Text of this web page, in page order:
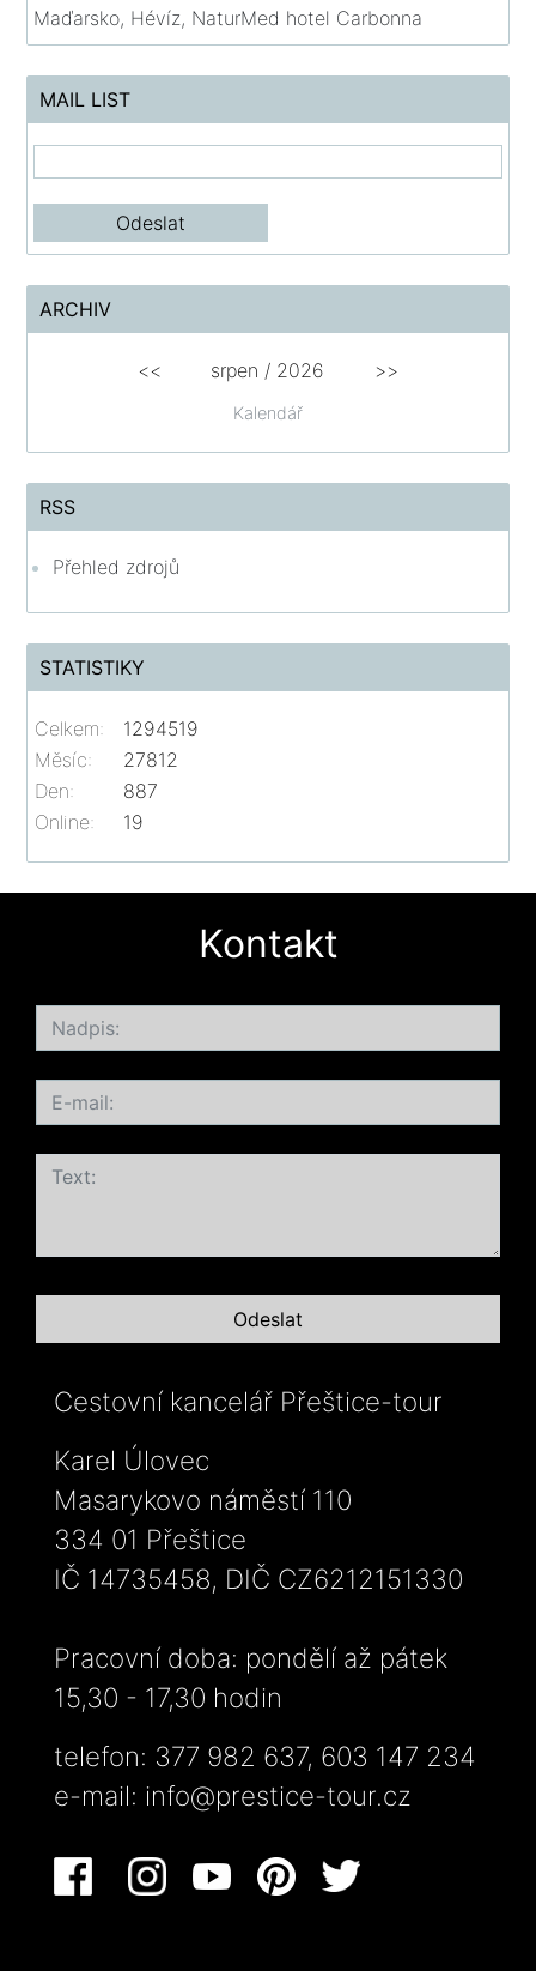
Maďarsko, Hévíz, NaturMed hotel Carbonna
MAIL LIST
ARCHIV
Kalendář
<< srpen / 2026 >>
RSS
Přehled zdrojů
STATISTIKY
Online: 19
Celkem:
1294519
Měsíc:
27812
Den:
887
Kontakt
Cestovní kancelář Přeštice-tour
Karel Úlovec
Masarykovo náměstí 110
334 01 Přeštice
IČ 14735458, DIČ CZ6212151330
Pracovní doba: pondělí až pátek
15,30 - 17,30 hodin
telefon: 377 982 637, 603 147 234
e-mail: info@prestice-tour.cz